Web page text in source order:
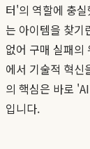
터'의 역할에 충
는 아이템을 찾기
없어 구매 실패의
에서 기술적 혁신
의 핵심은 바로
입니다.